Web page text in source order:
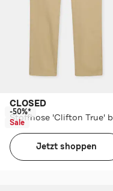
CLOSED
-50%*
Sale
Jetzt shoppen